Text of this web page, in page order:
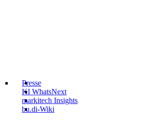
Presse
KI WhatsNext
markitech Insights
bu.di-Wiki